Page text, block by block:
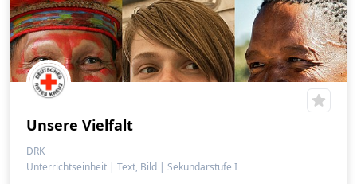
Unsere Vielfalt
DRK
Unterrichtseinheit | Text, Bild | Sekundarstufe I